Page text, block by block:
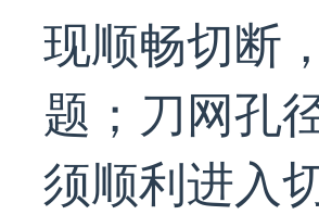
现顺畅切断
题；刀网孔
须顺利进入